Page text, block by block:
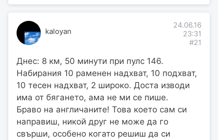
kaloyan
24.06.16
23:31
#21
Днес: 8 км, 50 минути при пулс 146.
Набирания 10 раменен надхват, 10 подхват,
10 тесен надхват, 2 широко. Доста изводи
има от бягането, ама не ми се пише.
Браво на англичаните! Това което сам си
направиш, никой друг не може да го
свърши, особено когато решиш да си